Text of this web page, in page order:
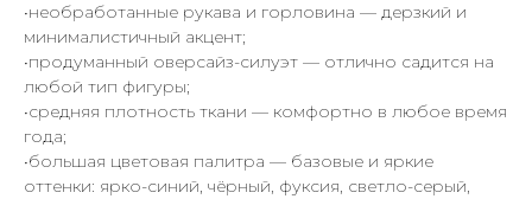
•необработанные рукава и горловина — дерзкий и
минималистичный акцент;
•продуманный оверсайз-силуэт — отлично садится на
любой тип фигуры;
•средняя плотность ткани — комфортно в любое время
года;
•большая цветовая палитра — базовые и яркие
оттенки: ярко-синий, чёрный, фуксия, светло-серый,